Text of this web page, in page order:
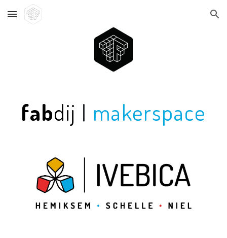
Skip to main content Skip to navigation
fabdij | makerspace